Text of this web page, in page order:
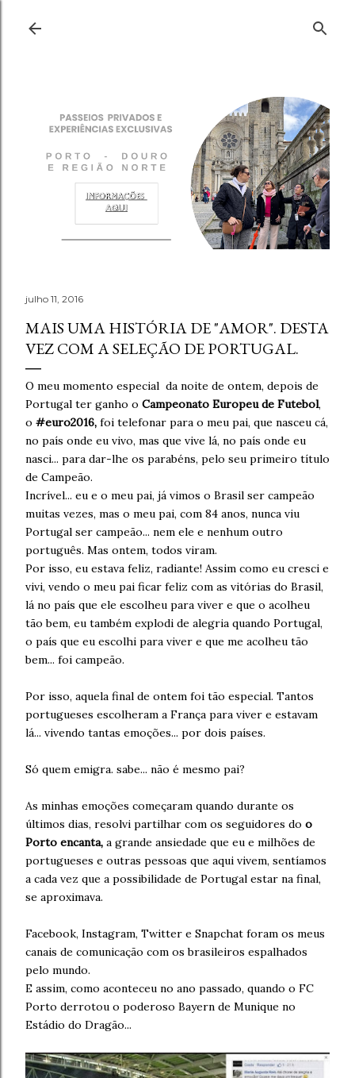
julho 11, 2016
MAIS UMA HISTÓRIA DE "AMOR". DESTA
VEZ COM A SELEÇÃO DE PORTUGAL.
O meu momento especial da noite de ontem, depois de
Portugal ter ganho o Campeonato Europeu de Futebol,
o #euro2016, foi telefonar para o meu pai, que nasceu cá,
no país onde eu vivo, mas que vive lá, no país onde eu
nasci... para dar-lhe os parabéns, pelo seu primeiro título
de Campeão.
Incrível... eu e o meu pai, já vimos o Brasil ser campeão
muitas vezes, mas o meu pai, com 84 anos, nunca viu
Portugal ser campeão... nem ele e nenhum outro
português. Mas ontem, todos viram.
Por isso, eu estava feliz, radiante! Assim como eu cresci e
vivi, vendo o meu pai ficar feliz com as vitórias do Brasil,
lá no país que ele escolheu para viver e que o acolheu
tão bem, eu também explodi de alegria quando Portugal,
o país que eu escolhi para viver e que me acolheu tão
bem... foi campeão.
Por isso, aquela final de ontem foi tão especial. Tantos
portugueses escolheram a França para viver e estavam
lá... vivendo tantas emoções... por dois países.
Só quem emigra. sabe... não é mesmo pai?
As minhas emoções começaram quando durante os
últimos dias, resolvi partilhar com os seguidores do o
Porto encanta, a grande ansiedade que eu e milhões de
portugueses e outras pessoas que aqui vivem, sentíamos
a cada vez que a possibilidade de Portugal estar na final,
se aproximava.
Facebook, Instagram, Twitter e Snapchat foram os meus
canais de comunicação com os brasileiros espalhados
pelo mundo.
E assim, como aconteceu no ano passado, quando o FC
Porto derrotou o poderoso Bayern de Munique no
Estádio do Dragão...